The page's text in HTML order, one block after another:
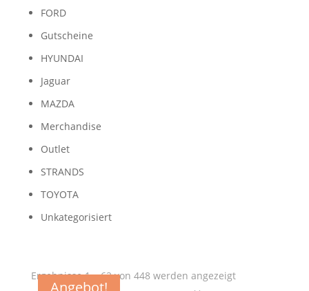
FORD
Gutscheine
HYUNDAI
Jaguar
MAZDA
Merchandise
Outlet
STRANDS
TOYOTA
Unkategorisiert
Ergebnisse 1 – 62 von 448 werden angezeigtNach
Angebot!
Angebot!
Angebot!
Angebot!